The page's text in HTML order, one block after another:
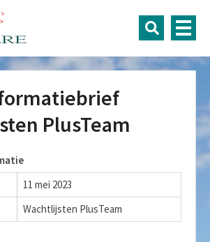
PlusTeam
11 mei 2023
Wachtlijsten PlusTeam